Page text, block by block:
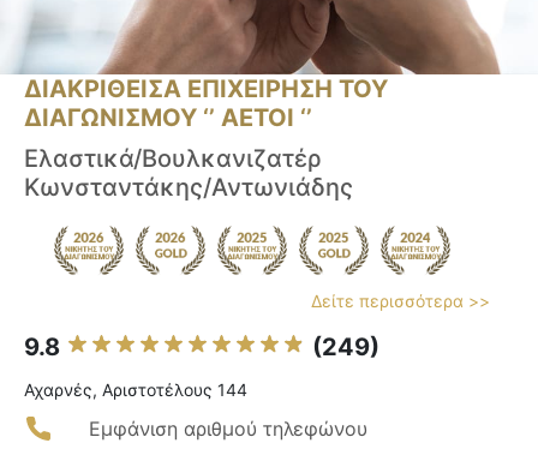
ΔΙΑΚΡΙΘΕΙΣΑ ΕΠΙΧΕΙΡΗΣΗ ΤΟΥ
ΔΙΑΓΩΝΙΣΜΟΥ ‘’ ΑΕΤΟΙ ‘’
Ελαστικά/Βουλκανιζατέρ
Κωνσταντάκης/Αντωνιάδης
Δείτε περισσότερα >>
9.8 (249)
Αχαρνές, Αριστοτέλους 144
Εμφάνιση αριθμού τηλεφώνου